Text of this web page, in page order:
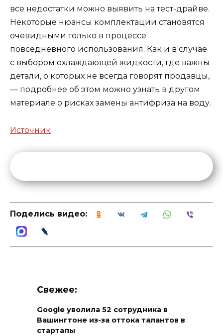
все недостатки можно выявить на тест-драйве.
Некоторые нюансы комплектации становятся
очевидными только в процессе
повседневного использования. Как и в случае
с выбором охлаждающей жидкости, где важны
детали, о которых не всегда говорят продавцы,
— подробнее об этом можно узнать в другом
материале о рисках замены антифриза на воду.
Источник
Поделись видео:
Свежее:
Google уволила 52 сотрудника в
Вашингтоне из-за оттока талантов в
стартапы